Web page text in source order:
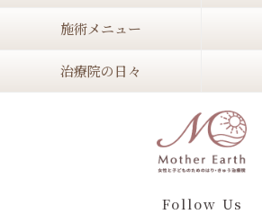
施術メニュー
治療院の日々
Follow Us